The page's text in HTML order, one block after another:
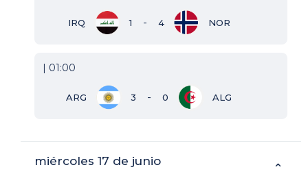
IRQ 1 - 4 NOR
| 01:00
ARG 3 - 0 ALG
miércoles 17 de junio ⌃